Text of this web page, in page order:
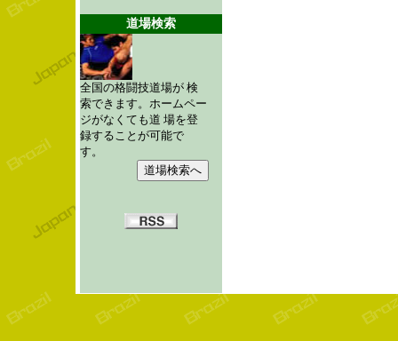
道場検索
全国の格闘技道場が 検
索できます。ホームペー
ジがなくても道 場を登
録することが可能で
す。